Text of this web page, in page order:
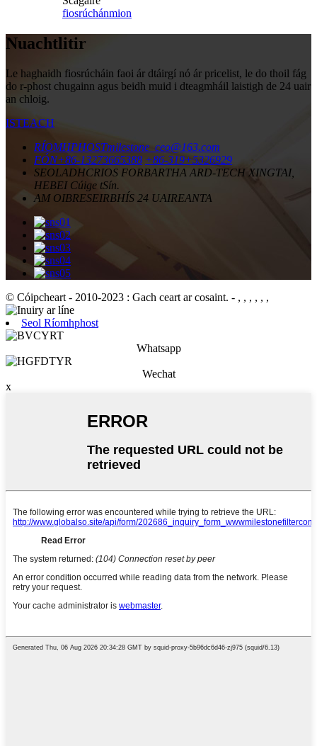
fiosrúchánmion
Nuachtlitir
Le haghaidh fiosrúcháin faoi ár dtáirgí nó ár pricelist, le do thoil fág
do r-phost chugainn agus beidh muid i dteagmháil laistigh de 24 uair
an chloig.
ISTEACH
RÍOMHPHOSTmilestone_ceo@163.com
FÓN+86-13273665388 +86-319+5326929
SEOLADHCRIOS FORBARTHA ARD-TECH XINGTAI,
HEBEI Cúige tSín.
AM OIBRESEIRBHÍS 24 UAIREANTA
© Cóipcheart - 2010-2023 : Gach ceart ar cosaint. - , , , , , ,
Seol Ríomhphost
Whatsapp
Wechat
x